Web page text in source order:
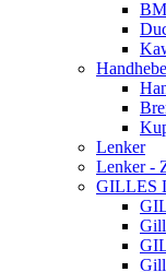
Lenker
Lenker -
GILLES